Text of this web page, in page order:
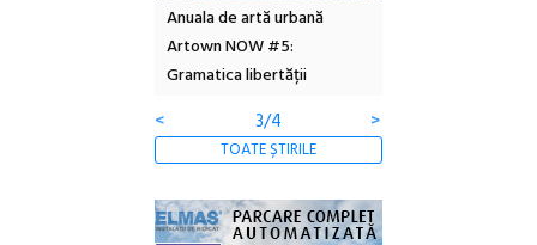
Anuala de artă urbană
Artown NOW #5:
Gramatica libertății
<
3/4 >
TOATE ȘTIRILE